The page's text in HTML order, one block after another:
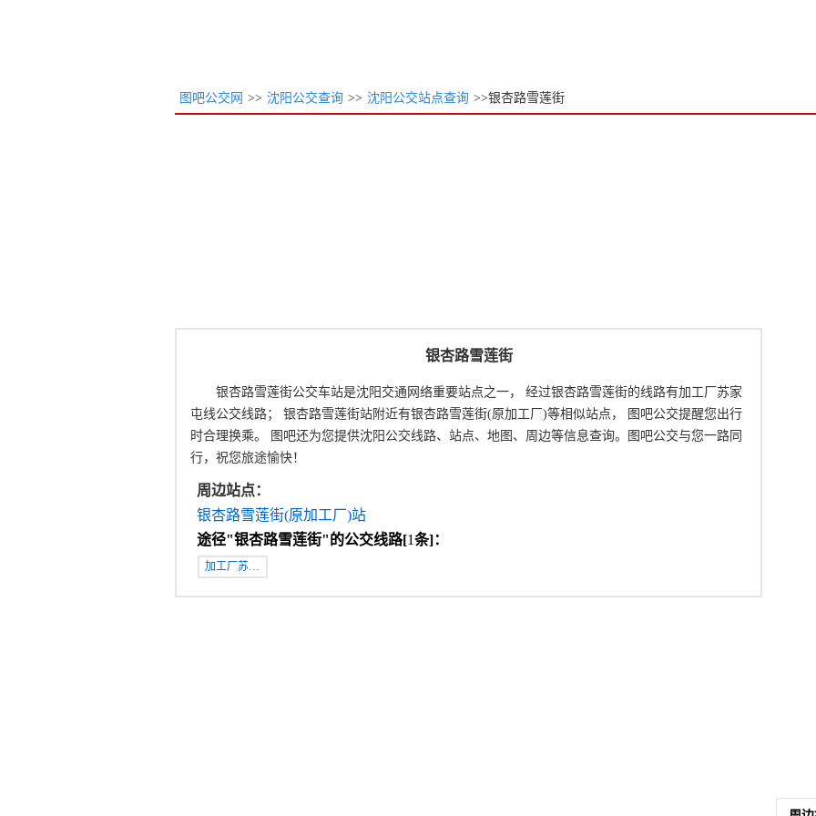
图吧公交网 >> 沈阳公交查询 >> 沈阳公交站点查询 >>银杏路雪莲街
银杏路雪莲街
银杏路雪莲街公交车站是沈阳交通网络重要站点之一， 经过银杏路雪莲街的线路有加工厂苏家
屯线公交线路； 银杏路雪莲街站附近有银杏路雪莲街(原加工厂)等相似站点， 图吧公交提醒您出行
时合理换乘。 图吧还为您提供沈阳公交线路、站点、地图、周边等信息查询。图吧公交与您一路同
行，祝您旅途愉快！
周边站点：
银杏路雪莲街(原加工厂)站
途径"银杏路雪莲街"的公交线路[1条]：
加工厂苏…